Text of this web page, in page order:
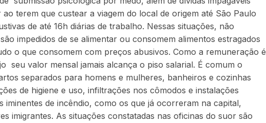
terem que custear a viagem do local de origem até São Paulo
de até 16h diárias de trabalho. Nessas situações, não
impedidos de se alimentar ou consomem alimentos estragados
o que consomem com preços abusivos. Como a remuneração é
seu valor mensal jamais alcança o piso salarial. É comum o
separados para homens e mulheres, banheiros e cozinhas
de higiene e uso, infiltrações nos cômodos e instalações
iminentes de incêndio, como os que já ocorreram na capital,
imigrantes. As situações constatadas nas oficinas do suor são